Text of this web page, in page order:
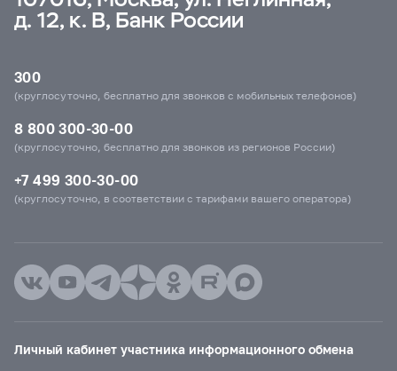
д. 12, к. В, Банк России
300
(круглосуточно, бесплатно для звонков с мобильных телефонов)
8 800 300-30-00
(круглосуточно, бесплатно для звонков из регионов России)
+7 499 300-30-00
(круглосуточно, в соответствии с тарифами вашего оператора)
Личный кабинет участника информационного обмена